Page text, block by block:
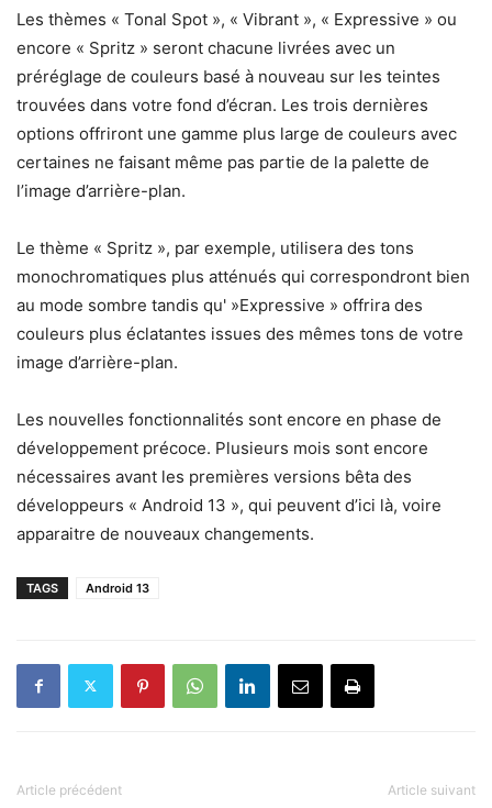
Les thèmes « Tonal Spot », « Vibrant », « Expressive » ou
encore « Spritz » seront chacune livrées avec un
préréglage de couleurs basé à nouveau sur les teintes
trouvées dans votre fond d’écran. Les trois dernières
options offriront une gamme plus large de couleurs avec
certaines ne faisant même pas partie de la palette de
l’image d’arrière-plan.
Le thème « Spritz », par exemple, utilisera des tons
monochromatiques plus atténués qui correspondront bien
au mode sombre tandis qu' »Expressive » offrira des
couleurs plus éclatantes issues des mêmes tons de votre
image d’arrière-plan.
Les nouvelles fonctionnalités sont encore en phase de
développement précoce. Plusieurs mois sont encore
nécessaires avant les premières versions bêta des
développeurs « Android 13 », qui peuvent d’ici là, voire
apparaitre de nouveaux changements.
TAGS Android 13
Article précédent Article suivant